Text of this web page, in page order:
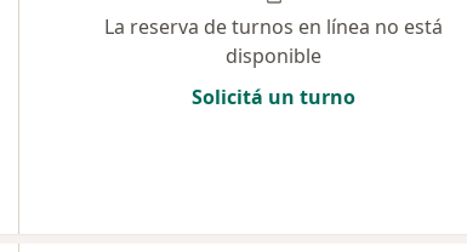
La reserva de turnos en línea no está
disponible
Solicitá un turno